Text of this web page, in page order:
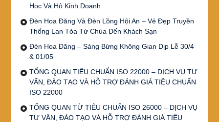
Học Và Hộ Kinh Doanh
Đèn Hoa Đăng Và Đèn Lồng Hội An – Vẻ Đẹp Truyền
Thống Lan Tỏa Từ Chùa Đến Khách Sạn
Đèn Hoa Đăng – Sáng Bừng Không Gian Dịp Lễ 30/4
& 01/05
TỔNG QUAN TIÊU CHUẨN ISO 22000 – DỊCH VỤ TƯ
VẤN, ĐÀO TẠO VÀ HỖ TRỢ ĐÁNH GIÁ TIÊU CHUẨN
ISO 22000
TỔNG QUAN TỪ TIÊU CHUẨN ISO 26000 – DỊCH VỤ
TƯ VẤN, ĐÀO TẠO VÀ HỖ TRỢ ĐÁNH GIÁ TIÊU